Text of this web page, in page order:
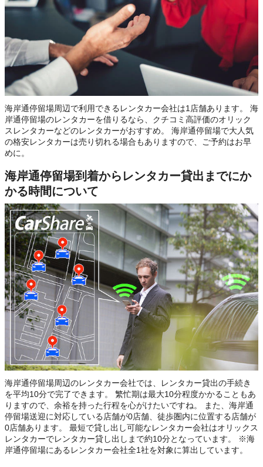
海岸通停留場周辺で利用できるレンタカー会社は1店舗あります。 海
岸通停留場のレンタカーを借りるなら、クチコミ高評価のオリック
スレンタカーなどのレンタカーがおすすめ。 海岸通停留場で大人気
の格安レンタカーは売り切れる場合もありますので、ご予約はお早
めに。
海岸通停留場到着からレンタカー貸出までにか
かる時間について
海岸通停留場周辺のレンタカー会社では、レンタカー貸出の手続き
を平均10分で完了できます。 繁忙期は最大10分程度かかることもあ
りますので、余裕を持った行程を心がけたいですね。 また、海岸通
停留場送迎に対応している店舗が0店舗、徒歩圏内に位置する店舗が
0店舗あります。 最短で貸し出し可能なレンタカー会社はオリックス
レンタカーでレンタカー貸し出しまで約10分となっています。 ※海
岸通停留場にあるレンタカー会社全1社を対象に算出しています。